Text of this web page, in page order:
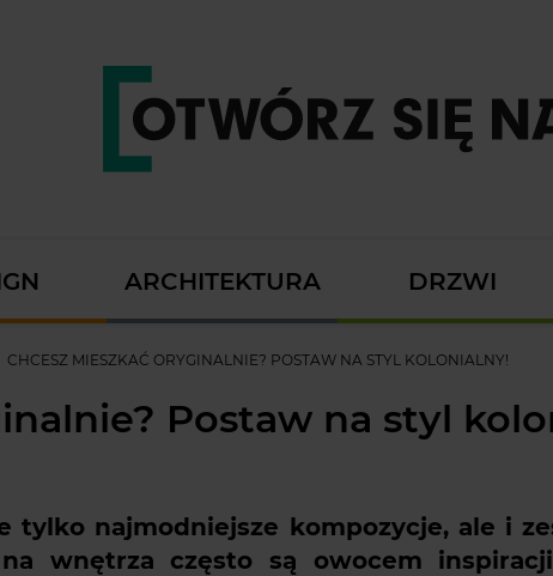
ARCHITEKTURA DRZWI
CHCESZ MIESZKAĆ ORYGINALNIE? POSTAW NA STYL KOLONIALNY!
Postaw na styl
najmodniejsze kompozycje, ale i
wnętrza często są owocem